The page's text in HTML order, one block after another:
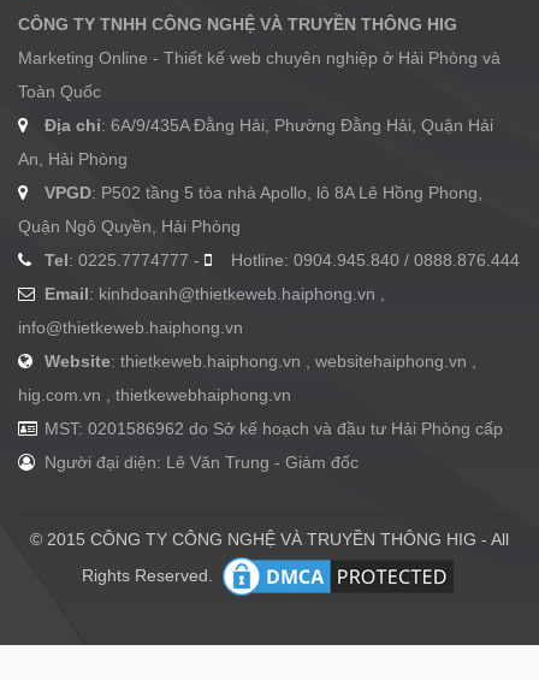
CÔNG TY TNHH CÔNG NGHỆ VÀ TRUYỀN THÔNG HIG
Marketing Online - Thiết kế web chuyên nghiệp ở Hải Phòng và
Toàn Quốc
Địa chỉ: 6A/9/435A Đằng Hải, Phường Đằng Hải, Quận Hải
An, Hải Phòng
VPGD: P502 tầng 5 tòa nhà Apollo, lô 8A Lê Hồng Phong,
Quận Ngô Quyền, Hải Phòng
Tel: 0225.7774777 -
Hotline: 0904.945.840 / 0888.876.444
Email: kinhdoanh@thietkeweb.haiphong.vn ,
info@thietkeweb.haiphong.vn
Website: thietkeweb.haiphong.vn , websitehaiphong.vn ,
hig.com.vn , thietkewebhaiphong.vn
MST: 0201586962 do Sở kế hoạch và đầu tư Hải Phòng cấp
Người đại diện: Lê Văn Trung - Giám đốc
© 2015 CÔNG TY CÔNG NGHỆ VÀ TRUYỀN THÔNG HIG - All
Rights Reserved.